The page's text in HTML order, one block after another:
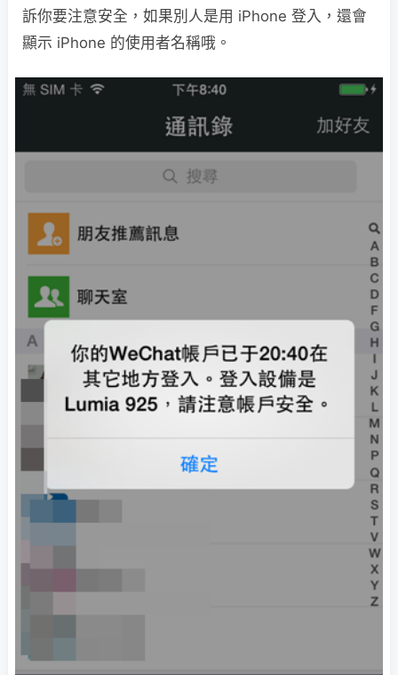
訴你要注意安全，如果別人是用 iPhone 登入，還會
顯示 iPhone 的使用者名稱哦。